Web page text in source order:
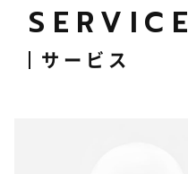
SERVICE
サービス